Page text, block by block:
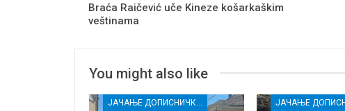
Braća Raičević uče Kineze košarkaškim
veštinama
You might also like
ЈАЧАЊЕ ДОПИСНИЧКЕ МРЕЖЕ НЕЗАВИСНИХ МЕДИЈА У РАСИНСКОМ ОКРУГУ